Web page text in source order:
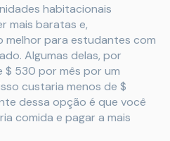
habitacionais
mais baratas e,
melhor para estudantes com
Algumas delas, por
$ 530 por mês por um
custaria menos de $
dessa opção é que você
comida e pagar a mais